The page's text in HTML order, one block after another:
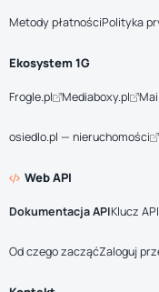
Metody płatnościPolityka
Ekosystem 1G
Frogle.pl Mediaboxy.pl
osiedlo.pl — nieruchomości
Web API
Dokumentacja APIKlucz API
Od czego zacząćZaloguj